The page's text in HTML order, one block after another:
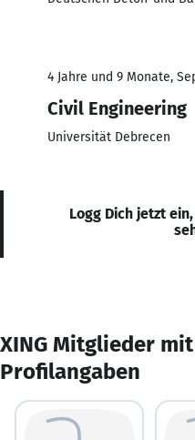
4 Jahre und 9 Monate,
Civil Engineering
Universität Debrecen
Logg Dich jetzt
XING Mitglieder
Profilangaben